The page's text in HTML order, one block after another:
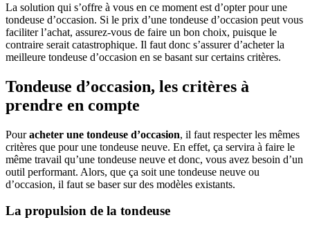
La solution qui s’offre à vous en ce moment est d’opter pour une
tondeuse d’occasion. Si le prix d’une tondeuse d’occasion peut vous
faciliter l’achat, assurez-vous de faire un bon choix, puisque le
contraire serait catastrophique. Il faut donc s’assurer d’acheter la
meilleure tondeuse d’occasion en se basant sur certains critères.
Tondeuse d’occasion, les critères à
prendre en compte
Pouracheter une tondeuse d’occasion, il faut respecter les mêmes
critères que pour une tondeuse neuve. En effet, ça servira à faire le
même travail qu’une tondeuse neuve et donc, vous avez besoin d’un
outil performant. Alors, que ça soit une tondeuse neuve ou
d’occasion, il faut se baser sur des modèles existants.
La propulsion de la tondeuse